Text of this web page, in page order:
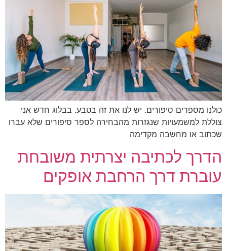
כולנו מספרים סיפורים. יש לנו את זה בטבע. בבלוג חדש אני
צוללת למשמעויות שנגזרות מהבחירה לספר סיפורים שלא עברו
שכתוב או מחשבה מקדימה
הדרך לכתיבה יצרתית משובחת
עוברת דרך הרחבת אופקים